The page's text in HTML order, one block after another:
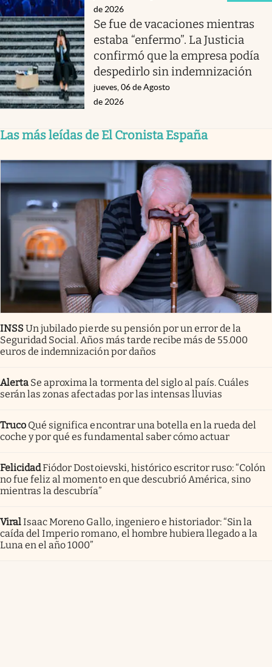
de 2026
Se fue de vacaciones mientras
estaba “enfermo”. La Justicia
confirmó que la empresa podía
despedirlo sin indemnización
jueves, 06 de Agosto
de 2026
Las más leídas de El Cronista España
INSSUn jubilado pierde su pensión por un error de la
Seguridad Social. Años más tarde recibe más de 55.000
euros de indemnización por daños
Alerta Se aproxima la tormenta del siglo al país. Cuáles
serán las zonas afectadas por las intensas lluvias
Truco Qué significa encontrar una botella en la rueda del
coche y por qué es fundamental saber cómo actuar
FelicidadFiódor Dostoievski, histórico escritor ruso: “Colón
no fue feliz al momento en que descubrió América, sino
mientras la descubría”
ViralIsaac Moreno Gallo, ingeniero e historiador: “Sin la
caída del Imperio romano, el hombre hubiera llegado a la
Luna en el año 1000”